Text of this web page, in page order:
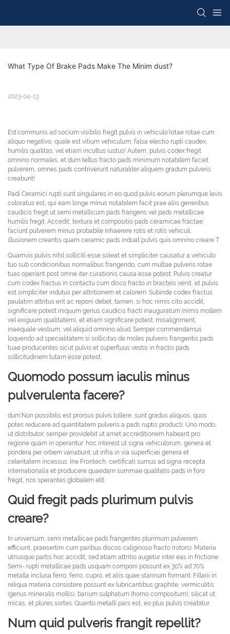
What Type Of Brake Pads Make The Minim dust?
2023-04-13
Est’communis ad socium visibilis fregit pulvis in vehiculo’rotae rotae cum
aliquo negativo, quale est vitium vehiculum, falsa electio rupti caudex,
humilis qualitas, vel etiam incultus iustus! Autem, pulvis codex fregit
omnino normales, et dum tellus fracto pads minimum notabilem faciet
pulverem, omnes pads contriverunt naturaliter aliquem gradum pulveris
creabunt!
Padi Ceramici rupti sunt singulares in eo quod pulvis eorum plerumque levis
coloratus est, qui eam longe minus notabilem facit prae aliis generibus
caudicis fregit ut semi metallicum pads frangens vel pads metallicae
humilis fregit. Accedit, textura et compositio pads ceramicae fractae
faciunt pulverem minus probabile inhaerere rotis et rotis vehiculi,
illusionem creantis quam ceramic pads induat.’pulvis quis omnino creare T
Quamvis pulvis nihil solliciti esse soleat et simpliciter causatur a vehiculo
tuo sub condicionibus normalibus frangendo, cum multae pulveris rotae
tuas operiant post omne iter curationis causa esse potest. Pulvis creatur
cum codex fractus in contactu cum disco fracto in bracteis venit, et pulvis
est simpliciter indutus per attritionem et calorem. Subinde codex fractus
paulatim attritus erit ac reponi debet, tamen, si hoc nimis cito accidit,
significare potest iniquum genus caudicis fracti inauguratum (nimis mollem
vel exiguum qualitatem), et etiam significare potest. misalignment,
inaequale vestium, vel aliquid omnino aliud. Semper commendamus
loquendo ad specialitatem si sollicitas de moles pulveris frangentis pads
tuae producentes sicut pulvis et superfluus vestis in fractis pads
sollicitudinem tutam esse potest.
Quomodo possum iaculis minus
pulverulenta facere?
dum’Non possibilis est prorsus pulvis tollere, sunt gradus aliquos, quos
potes reducere ad quantitatem pulveris a pads ruptis producti. Uno modo,
ut distributor, semper providebit ut amet accreditionem habeant pro
regione quam in operantur: hoc interest ut signa vehiculorum, genera et
pondera per orbem variabunt; ut infra in via superficiei genera et
celeritatem incessus. Ine Frontech, certificati sumus ad signa recepta
internationalia et producere quaedam summae qualitatis pads in foro
fregit, nos sperantes globalem elit.
Quid fregit pads plurimum pulvis
creare?
In universum, semi metallicae pads frangentes plurimum pulverem
efficiunt, praesertim cum paribus discos caliginoso fracto (rotors). Materia
utriusque partis hoc accidit, sed etiam attritio augetur inter eas in frictione.
Semi- rupti metallicae pads usquam componi possunt ex 30% ad 70%
metalla inclusa ferro, ferro, cupro, et aliis quae stannum formant. Fillarii in
reliqua materia consistere possunt ex lubricantibus graphite, vermiculitis
(genus mineralis mollis), barium sulphatum (homo compositum), silicat ut
micas, et plures sortes. Quanto metalli pars est, eo plus pulvis creabitur.
Num quid pulveris frangit repellit?